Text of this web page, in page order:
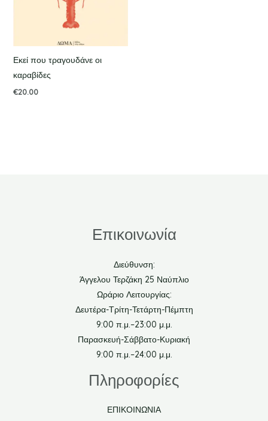
Εκεί που τραγουδάνε οι
καραβίδες
€20.00
Επικοινωνία
Διεύθυνση:
Άγγελου Τερζάκη 25 Ναύπλιο
Ωράριο Λειτουργίας:
Δευτέρα-Τρίτη-Τετάρτη-Πέμπτη
9:00 π.μ.–23:00 μ.μ.
Παρασκευή-Σάββατο-Κυριακή
9:00 π.μ.–24:00 μ.μ.
Πληροφορίες
ΕΠΙΚΟΙΝΩΝΙΑ